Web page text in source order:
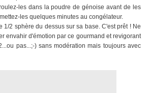
les dans la poudre de génoise avant de les
les quelques minutes au congélateur.
1/2 sphère du dessus sur sa base. C'est prêt ! Ne
envahir d'émotion par ce gourmand et revigorant
pas...;-) sans modération mais toujours avec